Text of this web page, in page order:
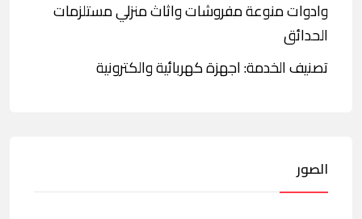
وادوات منوعة مفروشات واثاث منزلي مستلزمات
الحدائق
تصنيف الخدمة: اجهزة كهربائية والكترونية
الصور